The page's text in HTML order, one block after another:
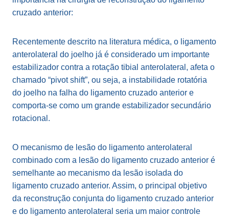
cruzado anterior:
Recentemente descrito na literatura médica, o ligamento
anterolateral do joelho já é considerado um importante
estabilizador contra a rotação tibial anterolateral, afeta o
chamado “pivot shift”, ou seja, a instabilidade rotatória
do joelho na falha do ligamento cruzado anterior e
comporta-se como um grande estabilizador secundário
rotacional.
O mecanismo de lesão do ligamento anterolateral
combinado com a lesão do ligamento cruzado anterior é
semelhante ao mecanismo da lesão isolada do
ligamento cruzado anterior. Assim, o principal objetivo
da reconstrução conjunta do ligamento cruzado anterior
e do ligamento anterolateral seria um maior controle